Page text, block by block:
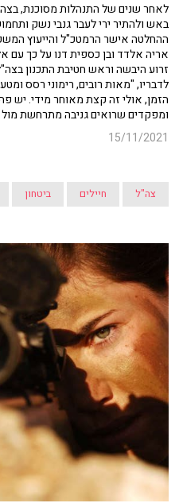
לאחר שנים של התנהלות מסוכנת,
באש ולהתיר ירי לעבר גנבי נשק
ההחלטה אישר הרמטכ"ל והייעוץ
אריה אלדד ובן כספית דנו על כך עם
זרוע היבשה וראש חטיבת התכנון
לדבריו, "מאות רובים, רימוני רסס
הזמן, אולי זה קצת מאוחר מידי. יש
ומפקדים שרואים גניבה מתרחשת מול
15/11/2021
צה"ל חיילים ביטחון